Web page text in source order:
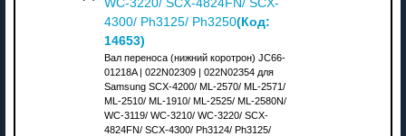
WC-3220/ SCX-4824FN/ SCX-
4300/ Ph3125/ Ph3250(Код:
14653)
Вал переноса (нижний коротрон) JC66-
01218A | 022N02309 | 022N02354 для
Samsung SCX-4200/ ML-2570/ ML-2571/
ML-2510/ ML-1910/ ML-2525/ ML-2580N/
WC-3119/ WC-3210/ WC-3220/ SCX-
4824FN/ SCX-4300/ Ph3124/ Ph3125/